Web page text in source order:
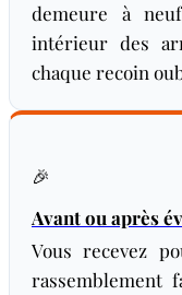
demeure à
intérieur des
chaque recoin
🎉
Avant ou après
Vous recevez
rassemblement